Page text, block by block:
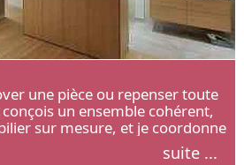
une pièce ou repenser toute
un ensemble cohérent,
sur mesure, et je coordonne
suite ...